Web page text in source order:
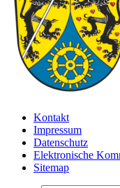
Kontakt
Impressum
Datenschutz
Elektronische
Sitemap